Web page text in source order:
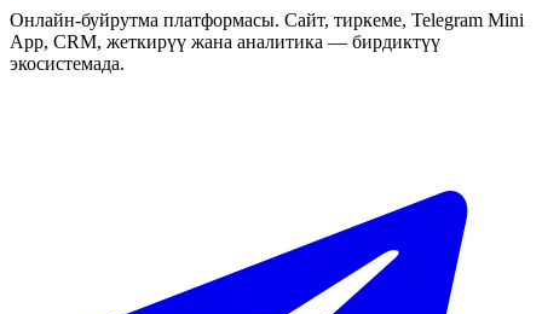
Онлайн-буйрутма платформасы. Сайт, тиркеме, Telegram Mini
App, CRM, жеткирүү жана аналитика — бирдиктүү
экосистемада.